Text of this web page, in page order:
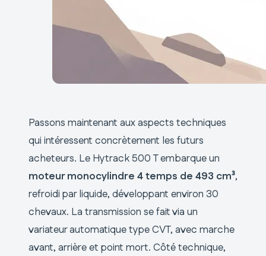
Passons maintenant aux aspects techniques
qui intéressent concrètement les futurs
acheteurs. Le Hytrack 500 T embarque un
moteur monocylindre 4 temps de 493 cm³,
refroidi par liquide, développant environ 30
chevaux. La transmission se fait via un
variateur automatique type CVT, avec marche
avant, arrière et point mort. Côté technique,